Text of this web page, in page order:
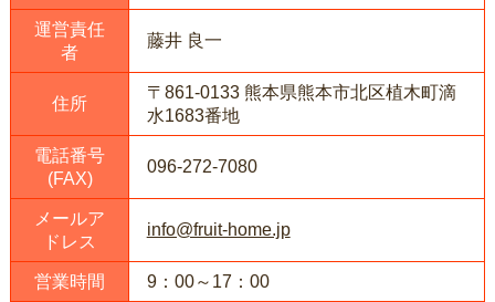
運営責任
者
藤井 良一
住所
〒861-0133 熊本県熊本市北区植木町滴
水1683番地
電話番号
(FAX)
096-272-7080
メールア
ドレス
info@fruit-home.jp
営業時間 9：00～17：00